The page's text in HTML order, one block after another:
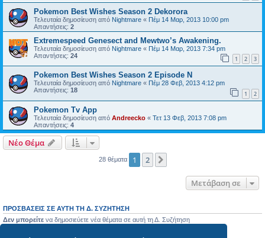
Pokemon Best Wishes Season 2 Dekorora
Τελευταία δημοσίευση από Nightmare « Πέμ 14 Μαρ, 2013 10:00 pm
Απαντήσεις: 2
Extremespeed Genesect and Mewtwo’s Awakening.
Τελευταία δημοσίευση από Nightmare « Πέμ 14 Μαρ, 2013 7:34 pm
Απαντήσεις: 24 1 2 3
Pokemon Best Wishes Season 2 Episode N
Τελευταία δημοσίευση από Nightmare « Πέμ 28 Φεβ, 2013 4:12 pm
Απαντήσεις: 18 1 2
Pokemon Tv App
Τελευταία δημοσίευση από Andreecko « Τετ 13 Φεβ, 2013 7:08 pm
Απαντήσεις: 4
Νέο Θέμα
28 θέματα 1 2
Μετάβαση σε
ΠΡΟΣΒΆΣΕΙΣ ΣΕ ΑΥΤΉ ΤΗ Δ. ΣΥΖΉΤΗΣΗ
Δεν μπορείτε να δημοσιεύετε νέα θέματα σε αυτή τη Δ. Συζήτηση
Δεν μπορείτε
να επεξεργάζεστε τις δημοσιεύσεις σας σε αυτή τη Δ. Συζήτηση